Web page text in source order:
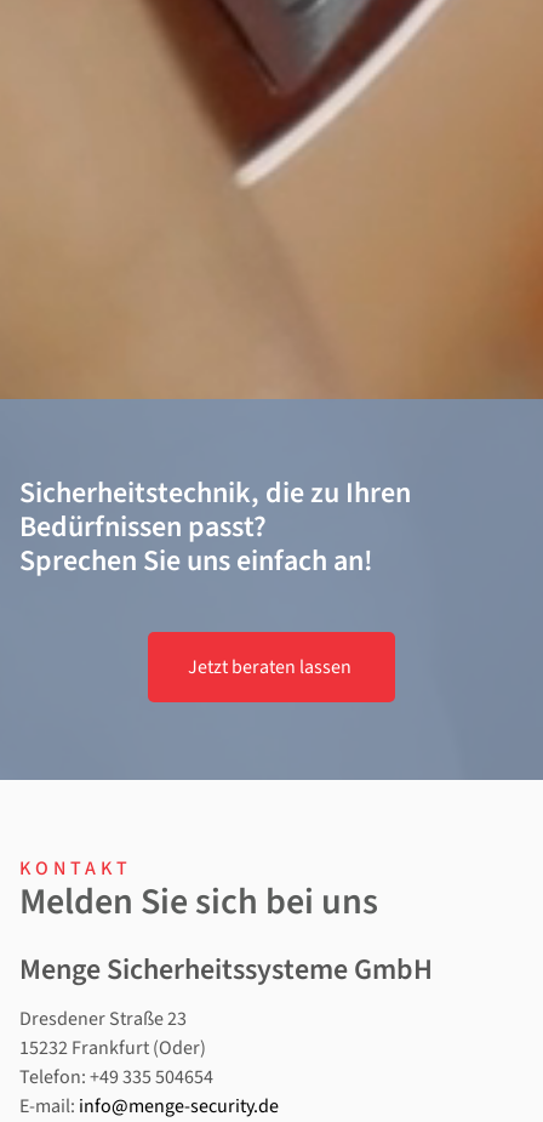
PYCO Wildau
Projektauftrag
Brandmeldeanlage
Sicherheitstechnik, die zu Ihren
Bedürfnissen passt?
Sprechen Sie uns einfach an!
Jetzt beraten lassen
KONTAKT
Melden Sie sich bei uns
Menge Sicherheitssysteme GmbH
Dresdener Straße 23
15232Frankfurt (Oder)
Telefon:+49 335 504654
E-mail: info@menge-security.de